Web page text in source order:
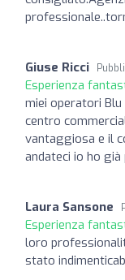
Giuse Ricci
Esperienza
miei operatori
centro
vantaggiosa e il
andateci io ho
Laura Sansone
Esperienza
loro
stato